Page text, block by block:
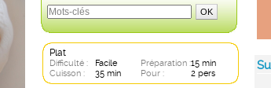
Plat
Difficulté : Facile Préparation :15 min
Cuisson :
35 min Pour : 2 pers